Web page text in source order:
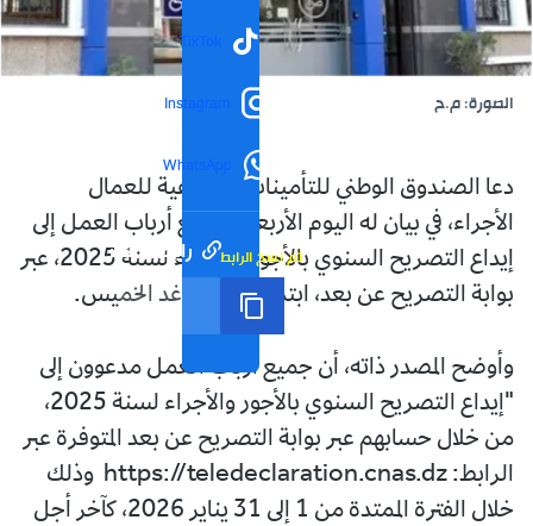
TikTok
Instagram
WhatsApp
رابط مختصر تم نسخ الرابط
الصورة: م.ح
دعا الصندوق الوطني للتأمينات الاجتماعية للعمال
الأجراء، في بيان له اليوم الأربعاء، جميع أرباب العمل إلى
إيداع التصريح السنوي بالأجور والأجراء لسنة 2025، عبر
بوابة التصريح عن بعد، ابتداء من يوم غد الخميس.
وأوضح المصدر ذاته، أن جميع أرباب العمل مدعوون إلى
"إيداع التصريح السنوي بالأجور والأجراء لسنة 2025،
من خلال حسابهم عبر بوابة التصريح عن بعد المتوفرة عبر
الرابط: https://teledeclaration.cnas.dz وذلك
خلال الفترة الممتدة من 1 إلى 31 يناير 2026، كآخر أجل